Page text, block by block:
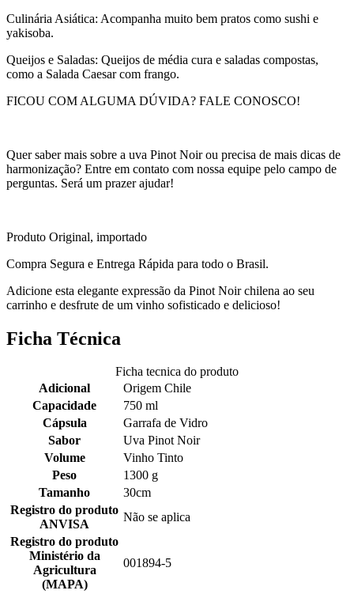
Culinária Asiática: Acompanha muito bem pratos como sushi e
yakisoba.
Queijos e Saladas: Queijos de média cura e saladas compostas,
como a Salada Caesar com frango.
FICOU COM ALGUMA DÚVIDA? FALE CONOSCO!
Quer saber mais sobre a uva Pinot Noir ou precisa de mais dicas de
harmonização? Entre em contato com nossa equipe pelo campo de
perguntas. Será um prazer ajudar!
Produto Original, importado
Compra Segura e Entrega Rápida para todo o Brasil.
Adicione esta elegante expressão da Pinot Noir chilena ao seu
carrinho e desfrute de um vinho sofisticado e delicioso!
Ficha Técnica
Ficha tecnica do produto
Adicional
Origem Chile
Capacidade
750 ml
Cápsula
Garrafa de Vidro
Sabor
Uva Pinot Noir
Volume
Vinho Tinto
Peso
1300 g
Tamanho
30cm
Registro do produto
ANVISA
Não se aplica
Registro do produto
Ministério da
Agricultura
(MAPA)
001894-5